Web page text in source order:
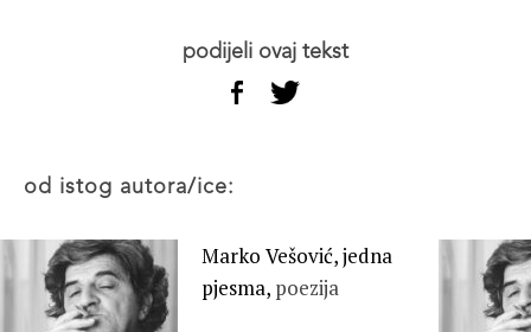
podijeli ovaj tekst
od istog autora/ice:
Marko Vešović, jedna
pjesma, poezija